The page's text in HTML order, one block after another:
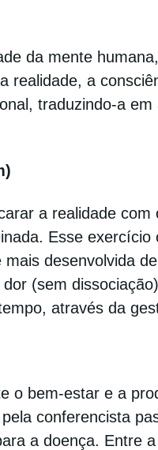
da mente
realidade, a
traduzindo-a em
a realidade
Esse
mais desenvolvida
(sem
através da
o bem-estar e a
conferencista
a doença. Entre